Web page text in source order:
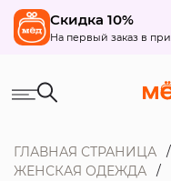
Скидка 10%
На первый заказ в
ГЛАВНАЯ СТРАНИЦА
ЖЕНСКАЯ ОДЕЖДА